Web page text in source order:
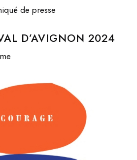
de presse
D’AVIGNON 2024